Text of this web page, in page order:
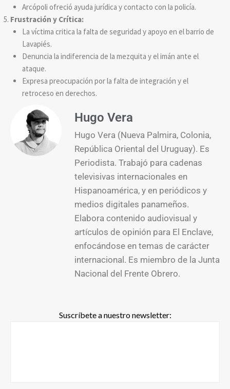
Arcópoli ofreció ayuda jurídica y contacto con la policía.
Frustración y Crítica:
La víctima critica la falta de seguridad y apoyo en el barrio de
Lavapiés.
Denuncia la indiferencia de la mezquita y el imán ante el
ataque.
Expresa preocupación por la falta de integración y el
retroceso en derechos.
Hugo Vera
Hugo Vera (Nueva Palmira, Colonia,
República Oriental del Uruguay). Es
Periodista. Trabajó para cadenas
televisivas internacionales en
Hispanoamérica, y en periódicos y
medios digitales panameños.
Elabora contenido audiovisual y
artículos de opinión para El Enclave,
enfocándose en temas de carácter
internacional. Es miembro de la Junta
Nacional del Frente Obrero.
Suscríbete a nuestro newsletter: